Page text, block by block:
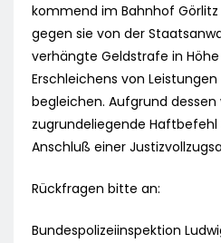
kommend im Bahnhof
gegen sie von der
verhängte Geldstrafe in
Erschleichens von
begleichen. Aufgrund dessen
zugrundeliegende
Anschluß einer
Rückfragen bitte an:
Bundespolizeiinspektion